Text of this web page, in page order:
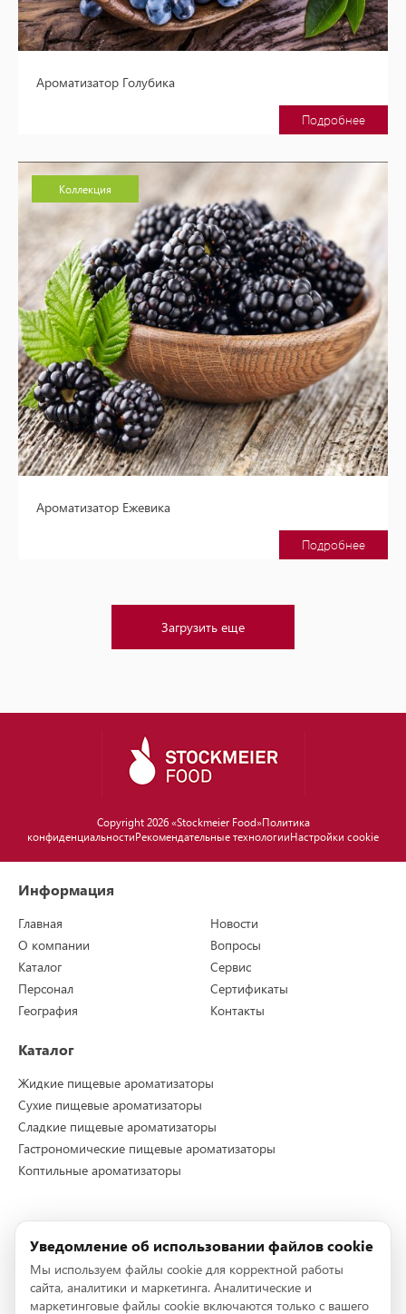
Ароматизатор Голубика
Подробнее
Коллекция
Ароматизатор Ежевика
Подробнее
Загрузить еще
Copyright 2026 «Stockmeier Food»Политика
конфиденциальностиРекомендательные технологииНастройки cookie
Информация
Главная
О компании
Каталог
Персонал
География
Новости
Вопросы
Сервис
Сертификаты
Контакты
Каталог
Жидкие пищевые ароматизаторы
Сухие пищевые ароматизаторы
Сладкие пищевые ароматизаторы
Гастрономические пищевые ароматизаторы
Коптильные ароматизаторы
Контакты
Телефон: +7 (495) 228-72-95
E-mail: info@stockmeier-food.ru
Уведомление об использовании файлов cookie
Мы используем файлы cookie для корректной работы
сайта, аналитики и маркетинга. Аналитические и
маркетинговые файлы cookie включаются только с вашего